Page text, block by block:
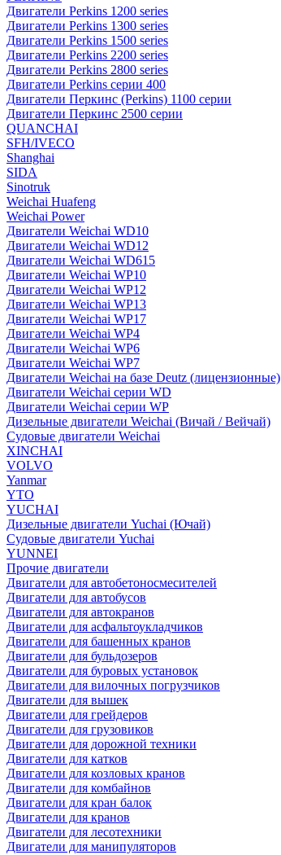
Двигатели Perkins 1200 series
Двигатели Perkins 1300 series
Двигатели Perkins 1500 series
Двигатели Perkins 2200 series
Двигатели Perkins 2800 series
Двигатели Perkins серии 400
Двигатели Перкинс (Perkins) 1100 серии
Двигатели Перкинс 2500 серии
QUANCHAI
SFH/IVECO
Shanghai
SIDA
Sinotruk
Weichai Huafeng
Weichai Power
Двигатели Weichai WD10
Двигатели Weichai WD12
Двигатели Weichai WD615
Двигатели Weichai WP10
Двигатели Weichai WP12
Двигатели Weichai WP13
Двигатели Weichai WP17
Двигатели Weichai WP4
Двигатели Weichai WP6
Двигатели Weichai WP7
Двигатели Weichai на базе Deutz (лицензионные)
Двигатели Weichai серии WD
Двигатели Weichai серии WP
Дизельные двигатели Weichai (Вичай / Вейчай)
Судовые двигатели Weichai
XINCHAI
VOLVO
Yanmar
YTO
YUCHAI
Дизельные двигатели Yuchai (Ючай)
Судовые двигатели Yuchai
YUNNEI
Прочие двигатели
Двигатели для автобетоносмесителей
Двигатели для автобусов
Двигатели для автокранов
Двигатели для асфальтоукладчиков
Двигатели для башенных кранов
Двигатели для бульдозеров
Двигатели для буровых установок
Двигатели для вилочных погрузчиков
Двигатели для вышек
Двигатели для грейдеров
Двигатели для грузовиков
Двигатели для дорожной техники
Двигатели для катков
Двигатели для козловых кранов
Двигатели для комбайнов
Двигатели для кран балок
Двигатели для кранов
Двигатели для лесотехники
Двигатели для манипуляторов